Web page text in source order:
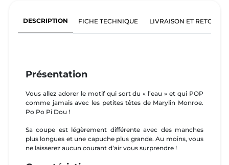
DESCRIPTION FICHE TECHNIQUE LIVRAISON ET RETOURS
Présentation
Vous allez adorer le motif qui sort du « l’eau » et qui POP
comme jamais avec les petites têtes de Marylin Monroe.
Po Po Pi Dou !
Sa coupe est légèrement différente avec des manches
plus longues et une capuche plus grande. Au moins, vous
ne laisserez aucun courant d’air vous surprendre !